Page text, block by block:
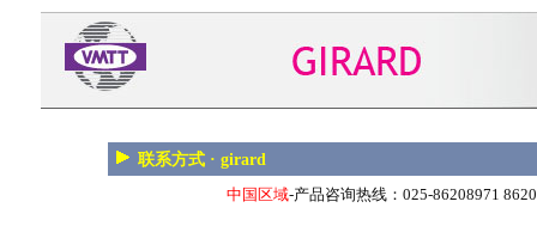
联系方式 · girard
中国区域-产品咨询热线：025-86208971